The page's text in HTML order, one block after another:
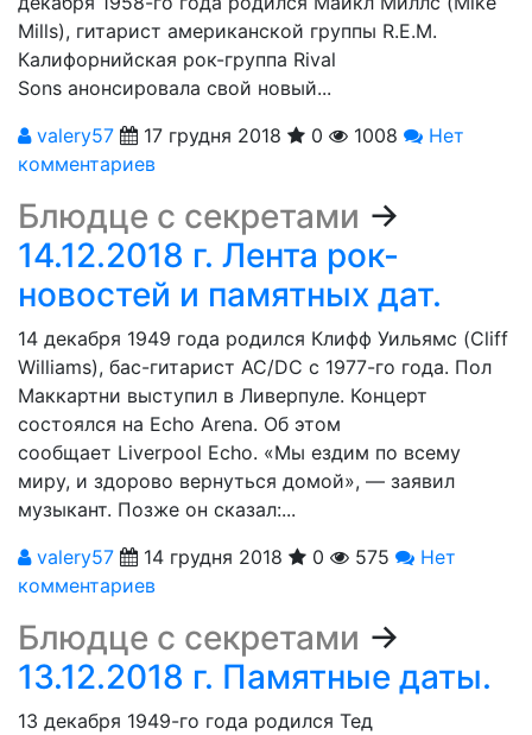
Mills), гитарист американской группы R.E.M.
Калифорнийская рок-группа Rival
Sons анонсировала свой новый...
valery57
17 грудня 2018 0 1008
Нет
комментариев
Блюдце с секретами →
14.12.2018 г. Лента рок-
новостей и памятных дат.
14 декабря 1949 года родился Клифф Уильямс (Cliff
Williams), бас-гитарист AC/DC с 1977-го года. Пол
Маккартни выступил в Ливерпуле. Концерт
состоялся на Echo Arena. Об этом
сообщает Liverpool Echo. «Мы ездим по всему
миру, и здорово вернуться домой», — заявил
музыкант. Позже он сказал:...
valery57
14 грудня 2018 0 575
Нет
комментариев
Блюдце с секретами →
13.12.2018 г. Памятные даты.
13 декабря 1949-го года родился Тед